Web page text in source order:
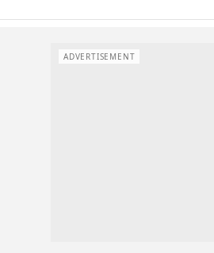
ADVERTISEMENT